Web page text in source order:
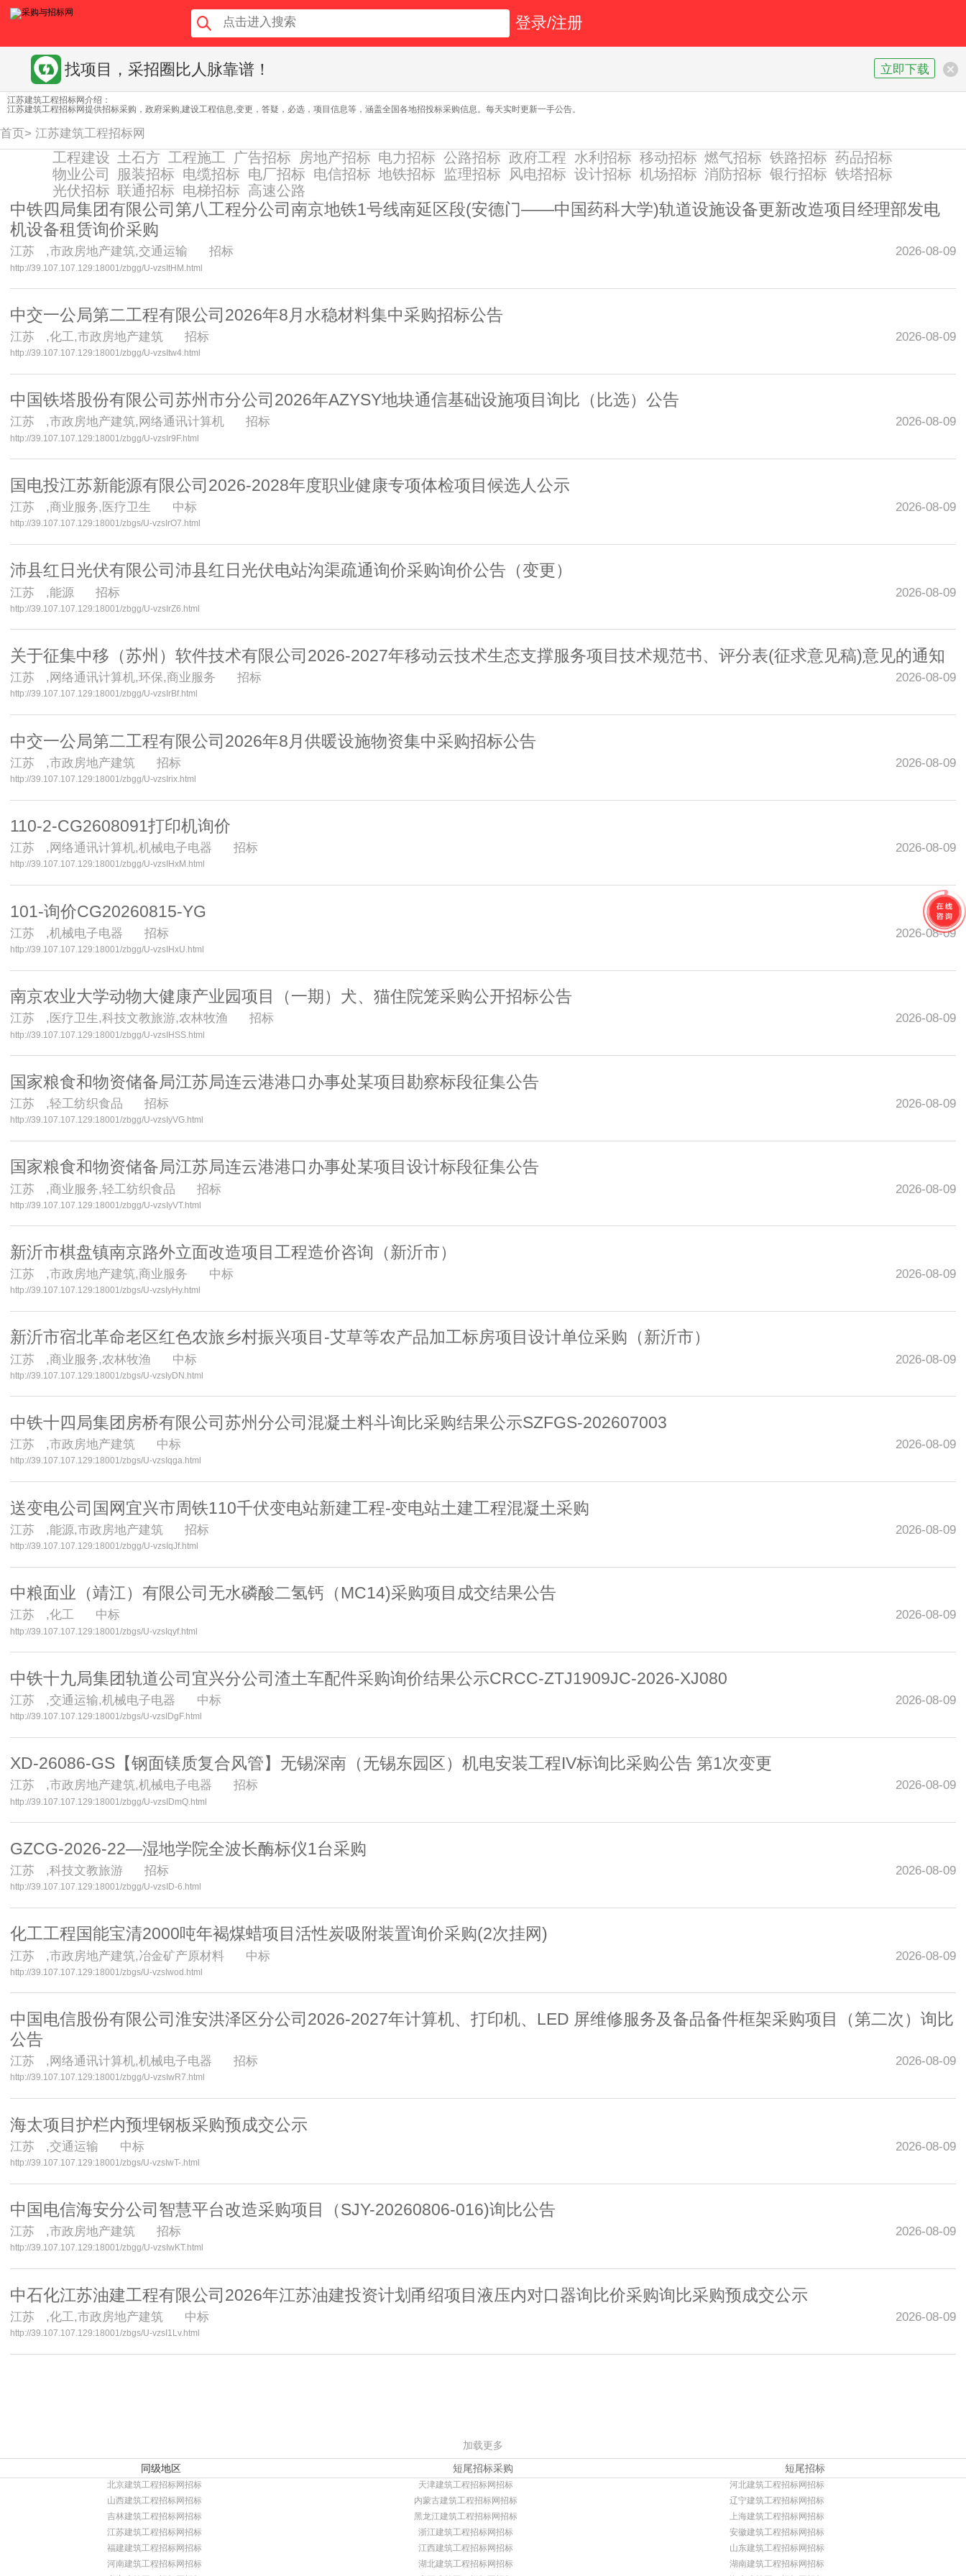
登录/注册
找项目，采招圈比人脉靠谱！ 立即下载
江苏建筑工程招标网介绍：
江苏建筑工程招标网提供招标采购，政府采购,建设工程信息,变更，答疑，必选，项目信息等，涵盖全国各地招投标采购信息。每天实时更新一手公告。
首页> 江苏建筑工程招标网
工程建设 土石方 工程施工 广告招标 房地产招标 电力招标 公路招标 政府工程 水利招标 移动招标 燃气招标 铁路招标 药品招标
物业公司
服装招标 电缆招标 电厂招标 电信招标 地铁招标 监理招标 风电招标 设计招标 机场招标 消防招标 银行招标 铁塔招标
光伏招标 联通招标 电梯招标 高速公路
中铁四局集团有限公司第八工程分公司南京地铁1号线南延区段(安德门——中国药科大学)轨道设施设备更新改造项目经理部发电
机设备租赁询价采购
江苏 ,市政房地产建筑,交通运输 招标 2026-08-09
http://39.107.107.129:18001/zbgg/U-vzsItHM.html
中交一公局第二工程有限公司2026年8月水稳材料集中采购招标公告
江苏 ,化工,市政房地产建筑 招标 2026-08-09
http://39.107.107.129:18001/zbgg/U-vzsItw4.html
中国铁塔股份有限公司苏州市分公司2026年AZYSY地块通信基础设施项目询比（比选）公告
江苏 ,市政房地产建筑,网络通讯计算机 招标 2026-08-09
http://39.107.107.129:18001/zbgg/U-vzsIr9F.html
国电投江苏新能源有限公司2026-2028年度职业健康专项体检项目候选人公示
江苏 ,商业服务,医疗卫生 中标 2026-08-09
http://39.107.107.129:18001/zbgs/U-vzsIrO7.html
沛县红日光伏有限公司沛县红日光伏电站沟渠疏通询价采购询价公告（变更）
江苏 ,能源 招标 2026-08-09
http://39.107.107.129:18001/zbgg/U-vzsIrZ6.html
关于征集中移（苏州）软件技术有限公司2026-2027年移动云技术生态支撑服务项目技术规范书、评分表(征求意见稿)意见的通知
江苏 ,网络通讯计算机,环保,商业服务 招标 2026-08-09
http://39.107.107.129:18001/zbgg/U-vzsIrBf.html
中交一公局第二工程有限公司2026年8月供暖设施物资集中采购招标公告
江苏 ,市政房地产建筑 招标 2026-08-09
http://39.107.107.129:18001/zbgg/U-vzsIrix.html
110-2-CG2608091打印机询价
江苏 ,网络通讯计算机,机械电子电器 招标 2026-08-09
http://39.107.107.129:18001/zbgg/U-vzsIHxM.html
101-询价CG20260815-YG
江苏 ,机械电子电器 招标 2026-08-09
http://39.107.107.129:18001/zbgg/U-vzsIHxU.html
南京农业大学动物大健康产业园项目（一期）犬、猫住院笼采购公开招标公告
江苏 ,医疗卫生,科技文教旅游,农林牧渔 招标 2026-08-09
http://39.107.107.129:18001/zbgg/U-vzsIHSS.html
国家粮食和物资储备局江苏局连云港港口办事处某项目勘察标段征集公告
江苏 ,轻工纺织食品 招标 2026-08-09
http://39.107.107.129:18001/zbgg/U-vzsIyVG.html
国家粮食和物资储备局江苏局连云港港口办事处某项目设计标段征集公告
江苏 ,商业服务,轻工纺织食品 招标 2026-08-09
http://39.107.107.129:18001/zbgg/U-vzsIyVT.html
新沂市棋盘镇南京路外立面改造项目工程造价咨询（新沂市）
江苏 ,市政房地产建筑,商业服务 中标 2026-08-09
http://39.107.107.129:18001/zbgs/U-vzsIyHy.html
新沂市宿北革命老区红色农旅乡村振兴项目-艾草等农产品加工标房项目设计单位采购（新沂市）
江苏 ,商业服务,农林牧渔 中标 2026-08-09
http://39.107.107.129:18001/zbgs/U-vzsIyDN.html
中铁十四局集团房桥有限公司苏州分公司混凝土料斗询比采购结果公示SZFGS-202607003
江苏 ,市政房地产建筑 中标 2026-08-09
http://39.107.107.129:18001/zbgs/U-vzsIqga.html
送变电公司国网宜兴市周铁110千伏变电站新建工程-变电站土建工程混凝土采购
江苏 ,能源,市政房地产建筑 招标 2026-08-09
http://39.107.107.129:18001/zbgg/U-vzsIqJf.html
中粮面业（靖江）有限公司无水磷酸二氢钙（MC14)采购项目成交结果公告
江苏 ,化工 中标 2026-08-09
http://39.107.107.129:18001/zbgs/U-vzsIqyf.html
中铁十九局集团轨道公司宜兴分公司渣土车配件采购询价结果公示CRCC-ZTJ1909JC-2026-XJ080
江苏 ,交通运输,机械电子电器 中标 2026-08-09
http://39.107.107.129:18001/zbgs/U-vzsIDgF.html
XD-26086-GS【钢面镁质复合风管】无锡深南（无锡东园区）机电安装工程IV标询比采购公告 第1次变更
江苏 ,市政房地产建筑,机械电子电器 招标 2026-08-09
http://39.107.107.129:18001/zbgg/U-vzsIDmQ.html
GZCG-2026-22—湿地学院全波长酶标仪1台采购
江苏 ,科技文教旅游 招标 2026-08-09
http://39.107.107.129:18001/zbgg/U-vzsID-6.html
化工工程国能宝清2000吨年褐煤蜡项目活性炭吸附装置询价采购(2次挂网)
江苏 ,市政房地产建筑,冶金矿产原材料 中标 2026-08-09
http://39.107.107.129:18001/zbgs/U-vzsIwod.html
中国电信股份有限公司淮安洪泽区分公司2026-2027年计算机、打印机、LED 屏维修服务及备品备件框架采购项目（第二次）询比
公告
江苏 ,网络通讯计算机,机械电子电器 招标 2026-08-09
http://39.107.107.129:18001/zbgg/U-vzsIwR7.html
海太项目护栏内预埋钢板采购预成交公示
江苏 ,交通运输 中标 2026-08-09
http://39.107.107.129:18001/zbgs/U-vzsIwT-.html
中国电信海安分公司智慧平台改造采购项目（SJY-20260806-016)询比公告
江苏 ,市政房地产建筑 招标 2026-08-09
http://39.107.107.129:18001/zbgg/U-vzsIwKT.html
中石化江苏油建工程有限公司2026年江苏油建投资计划甬绍项目液压内对口器询比价采购询比采购预成交公示
江苏 ,化工,市政房地产建筑 中标 2026-08-09
http://39.107.107.129:18001/zbgs/U-vzsI1Lv.html
加载更多
同级地区
短尾招标采购 短尾招标
北京建筑工程招标网招标 天津建筑工程招标网招标
河北建筑工程招标网招标
山西建筑工程招标网招标
内蒙古建筑工程招标网招标
辽宁建筑工程招标网招标
吉林建筑工程招标网招标
黑龙江建筑工程招标网招标
上海建筑工程招标网招标
江苏建筑工程招标网招标
浙江建筑工程招标网招标
安徽建筑工程招标网招标
福建建筑工程招标网招标
江西建筑工程招标网招标
山东建筑工程招标网招标
河南建筑工程招标网招标
湖北建筑工程招标网招标
湖南建筑工程招标网招标